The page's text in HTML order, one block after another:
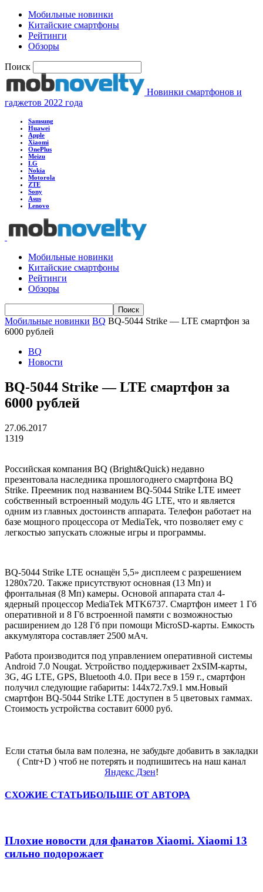
Мобильные новинки
Китайские смартфоны
Рейтинги
Обзоры
Поиск
Новинки смартфонов и
гаджетов 2022 года
Samsung
Huawei
Apple
Xiaomi
OnePlus
Meizu
LG
Nokia
Motorola
ZTE
Sony
Asus
Lenovo
Мобильные новинки
Китайские смартфоны
Рейтинги
Обзоры
Мобильные новинки BQ BQ-5044 Strike — LTE смартфон за
6000 рублей
BQ
Новости
BQ-5044 Strike — LTE смартфон за
6000 рублей
27.06.2017
1319
Российская компания BQ (Bright&Quick) недавно
презентовала наследника прошлогоднего смартфона BQ
Strike. Преемник под названием BQ-5044 Strike LTE имеет
собственный встроенный модуль 4G LTE, что и является
одним из главных достоинств аппарата. Телефон работает на
базе мощного процессора от MediaTek, что позволяет ему с
легкостью запускать сложные игры и программы.
BQ-5044 Strike LTE оснащён 5,5» дисплеем с разрешением
1280х720. Также присутствуют основная (13 Мп) и
фронтальная (8 Мп) камеры. Основой аппарата стал 4-
ядерный процессор MediaTek MTK6737. Смартфон имеет 1 Гб
оперативной и 8 Гб встроенной памяти с возможностью
расширением до 128 Гб при помощи MicroSD-карты. Емкость
аккумулятора составляет 2500 мАч.
Работа производится под управлением оперативной системы
Android 7.0 Nougat. Устройство поддерживает 2хSIM-карты,
3G, 4G LTE, GPS, Bluetooth 4.0. При весе в 159 г., смартфон
получил следующие габариты: 144х72.7х9.1 мм.Новый
смартфон BQ-5044 Strike LTE доступен в 5 цветовых гаммах.
Стоимость устройства составит 6000 руб.
Если статья была вам полезна, не забудьте добавить в закладки
( Cntr+D ) чтоб не потерять и подпишитесь на наш канал
Яндекс Дзен!
СХОЖИЕ СТАТЬИБОЛЬШЕ ОТ АВТОРА
Плохие новости для фанатов Xiaomi. Xiaomi 13
сильно подорожает